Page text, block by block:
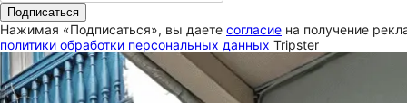
Подписаться
Нажимая «Подписаться», вы даете согласие на получение
политики обработки персональных данных Tripster